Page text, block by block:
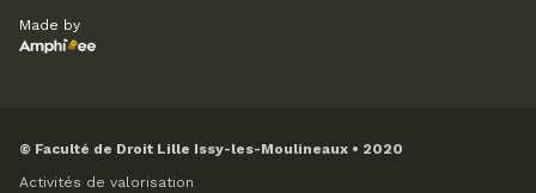
Made by
© Faculté de Droit Lille Issy-les-Moulineaux • 2020
Activités de valorisation